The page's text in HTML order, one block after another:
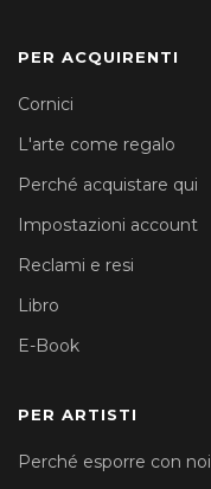
PER ACQUIRENTI
Cornici
L'arte come regalo
Perché acquistare qui
Impostazioni account
Reclami e resi
Libro
E-Book
PER ARTISTI
Perché esporre con noi